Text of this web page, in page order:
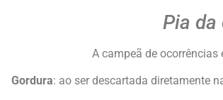
Pia da
A campeã de
Gordura: ao ser descartada diretamente